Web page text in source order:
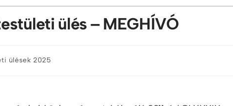
ülés – MEGHÍVÓ
ülések 2025